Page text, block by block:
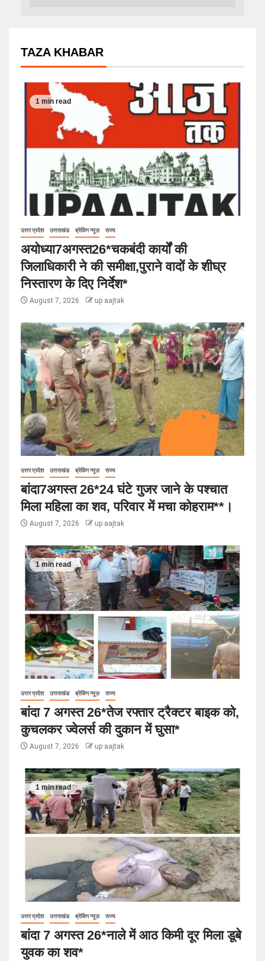
TAZA KHABAR
1 min read
उत्तर प्रदेश उत्तराखंड ब्रेकिंग न्यूज़ राज्य
अयोध्या7अगस्त26*चकबंदी कार्यों की
जिलाधिकारी ने की समीक्षा,पुराने वादों के शीघ्र
निस्तारण के दिए निर्देश*
August 7, 2026 up aajtak
उत्तर प्रदेश उत्तराखंड ब्रेकिंग न्यूज़ राज्य
बांदा7अगस्त 26*24 घंटे गुजर जाने के पश्चात
मिला महिला का शव, परिवार में मचा कोहराम**।
August 7, 2026 up aajtak
1 min read
उत्तर प्रदेश उत्तराखंड ब्रेकिंग न्यूज़ राज्य
बांदा 7 अगस्त 26*तेज रफ्तार ट्रैक्टर बाइक को,
कुचलकर ज्वेलर्स की दुकान में घुसा*
August 7, 2026 up aajtak
1 min read
उत्तर प्रदेश उत्तराखंड ब्रेकिंग न्यूज़ राज्य
बांदा 7 अगस्त 26*नाले में आठ किमी दूर मिला डूबे
युवक का शव*